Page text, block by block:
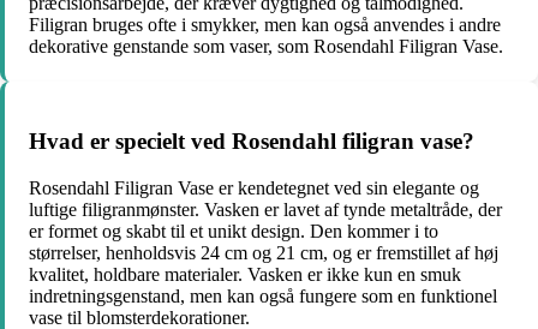
Filigran bruges ofte i smykker, men kan også anvendes i andre
dekorative genstande som vaser, som Rosendahl Filigran Vase.
Hvad er specielt ved Rosendahl filigran vase?
Rosendahl Filigran Vase er kendetegnet ved sin elegante og
luftige filigranmønster. Vasken er lavet af tynde metaltråde, der
er formet og skabt til et unikt design. Den kommer i to
størrelser, henholdsvis 24 cm og 21 cm, og er fremstillet af høj
kvalitet, holdbare materialer. Vasken er ikke kun en smuk
indretningsgenstand, men kan også fungere som en funktionel
vase til blomsterdekorationer.